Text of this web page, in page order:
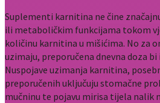
Suplementi karnitina ne čine
ili metaboličkim funkcijama tokom
količinu karnitina u mišićima. No za
uzimaju, preporučena dnevna doza
Nuspojave uzimanja karnitina,
preporučenih uključuju stomačne
mučninu te pojavu mirisa tijela nalik